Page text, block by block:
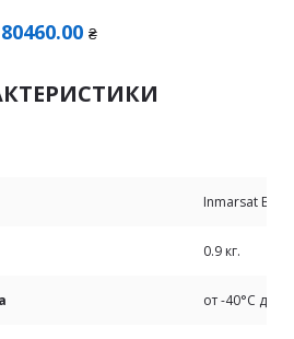
80460.00 ₴
Inmarsat
0.9 кг.
от -40°C до